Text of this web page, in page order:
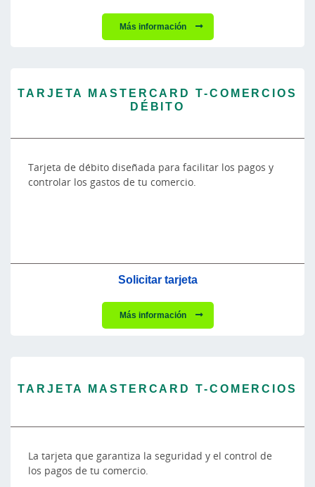
Más información
TARJETA MASTERCARD T-COMERCIOS
DÉBITO
Tarjeta de débito diseñada para facilitar los pagos y
controlar los gastos de tu comercio.
Solicitar tarjeta
Más información
TARJETA MASTERCARD T-COMERCIOS
La tarjeta que garantiza la seguridad y el control de
los pagos de tu comercio.